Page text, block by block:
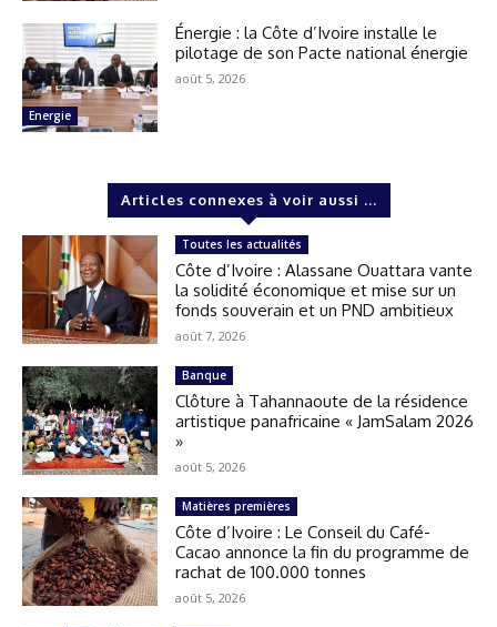
Energie
Énergie : la Côte d’Ivoire installe le
pilotage de son Pacte national énergie
août 5, 2026
Articles connexes à voir aussi ...
Toutes les actualités
Côte d’Ivoire : Alassane Ouattara vante
la solidité économique et mise sur un
fonds souverain et un PND ambitieux
août 7, 2026
Banque
Clôture à Tahannaoute de la résidence
artistique panafricaine « JamSalam 2026
»
août 5, 2026
Matières premières
Côte d’Ivoire : Le Conseil du Café-
Cacao annonce la fin du programme de
rachat de 100.000 tonnes
août 5, 2026